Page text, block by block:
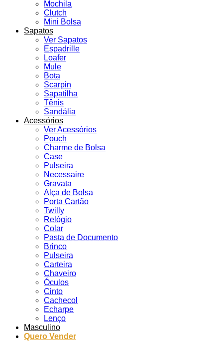
Mochila
Clutch
Mini Bolsa
Sapatos
Ver Sapatos
Espadrille
Loafer
Mule
Bota
Scarpin
Sapatilha
Tênis
Sandália
Acessórios
Ver Acessórios
Pouch
Charme de Bolsa
Case
Pulseira
Necessaire
Gravata
Alça de Bolsa
Porta Cartão
Twilly
Relógio
Colar
Pasta de Documento
Brinco
Pulseira
Carteira
Chaveiro
Óculos
Cinto
Cachecol
Echarpe
Lenço
Masculino
Quero Vender